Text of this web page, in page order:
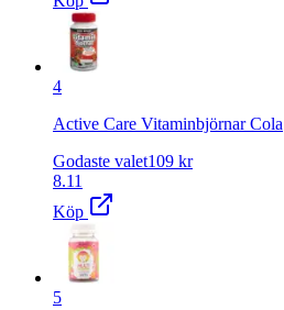
4
Active Care Vitaminbjörnar Cola
Godaste valet109 kr
8.11
Köp
5